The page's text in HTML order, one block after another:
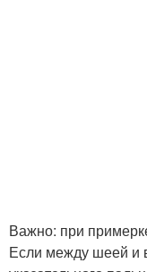
Важно: при
Если между шеей и